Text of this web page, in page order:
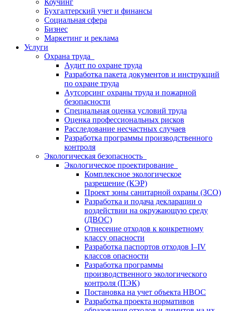
Коучинг
Бухгалтерский учет и финансы
Социальная сфера
Бизнес
Маркетинг и реклама
Услуги
Охрана труда
Аудит по охране труда
Разработка пакета документов и инструкций
по охране труда
Аутсорсинг охраны труда и пожарной
безопасности
Специальная оценка условий труда
Оценка профессиональных рисков
Расследование несчастных случаев
Разработка программы производственного
контроля
Экологическая безопасность
Экологическое проектирование
Комплексное экологическое
разрешение (КЭР)
Проект зоны санитарной охраны (ЗСО)
Разработка и подача декларации о
воздействии на окружающую среду
(ДВОС)
Отнесение отходов к конкретному
классу опасности
Разработка паспортов отходов I–IV
классов опасности
Разработка программы
производственного экологического
контроля (ПЭК)
Постановка на учет объекта НВОС
Разработка проекта нормативов